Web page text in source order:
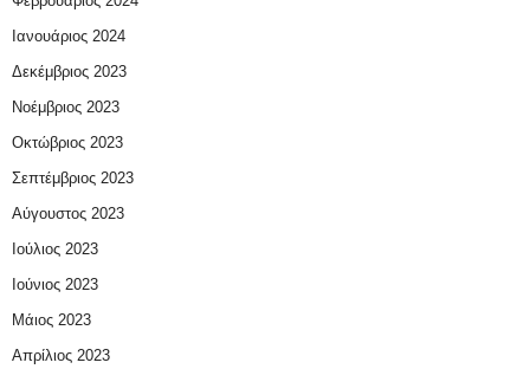
Ιανουάριος 2024
Δεκέμβριος 2023
Νοέμβριος 2023
Οκτώβριος 2023
Σεπτέμβριος 2023
Αύγουστος 2023
Ιούλιος 2023
Ιούνιος 2023
Μάιος 2023
Απρίλιος 2023